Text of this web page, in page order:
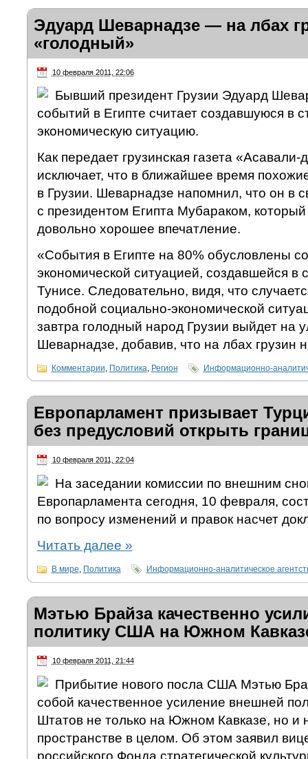
Эдуард Шеварнадзе — на лбах
«голодный»
10 февраля 2011, 22:06
Бывший президент Грузии Эдуард
событий в Египте считает создавшуюся в
экономическую ситуацию.
Как передает грузинская газета
исключает, что в ближайшее время
в Грузии. Шеварнадзе напомнил, что он в
с президентом Египта Мубараком,
довольно хорошее впечатление.
«События в Египте на 80% обусловлены
экономической ситуацией, создавшейся в
Тунисе. Следовательно, видя, что
подобной социально-экономической
завтра голодный народ Грузии выйдет на
Шеварнадзе, добавив, что на лбах грузин
Комментарии, Политика, Регион Информационно-
Европарламент призывает
без предусловий открыть
10 февраля 2011, 22:04
На заседании комиссии по внешним
Европарламента сегодня, 10 февраля,
по вопросу изменений и правок насчет
Читать далее »
В мире, Политика Информационно-аналитическое
Мэтью Брайза качественно
политику США на Южном
10 февраля 2011, 21:44
Прибытие нового посла США Мэтью
собой качественное усиление внешней
Штатов не только на Южном Кавказе, но и
пространстве в целом. Об этом заявил
российского Фонда стратегической